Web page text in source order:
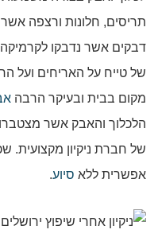
תריסים, חלונות ורצפה
דבקים אשר נדבקו
של טייח על האריחים ועל
מקום בבית ובעיקר הרבה
הלכלוך והאבק אשר
של חברת ניקיון מקצועית.
אפשרית ללא סיוע.